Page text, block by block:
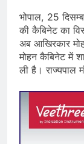
भोपाल, 25
की कैबिनेट का
अब आखिरकार
मोहन कैबिनेट में
ली है। राज्यपाल